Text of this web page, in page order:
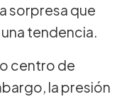
sorpresa que
tendencia.
centro de
la presión